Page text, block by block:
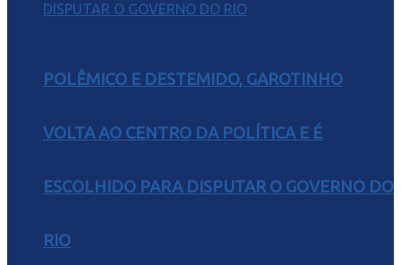
POLÊMICO E DESTEMIDO, GAROTINHO
VOLTA AO CENTRO DA POLÍTICA E É
ESCOLHIDO PARA DISPUTAR O GOVERNO DO
RIO